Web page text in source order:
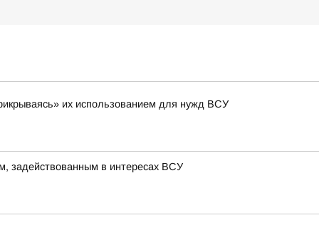
их использованием для нужд ВСУ
задействованным в интересах ВСУ